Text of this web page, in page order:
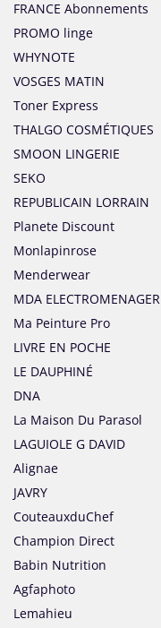
FRANCE Abonnements
PROMO linge
WHYNOTE
VOSGES MATIN
Toner Express
THALGO COSMÉTIQUES
SMOON LINGERIE
SEKO
REPUBLICAIN LORRAIN
Planete Discount
Monlapinrose
Menderwear
MDA ELECTROMENAGER
Ma Peinture Pro
LIVRE EN POCHE
LE DAUPHINÉ
DNA
La Maison Du Parasol
LAGUIOLE G DAVID
Alignae
JAVRY
CouteauxduChef
Champion Direct
Babin Nutrition
Agfaphoto
Lemahieu